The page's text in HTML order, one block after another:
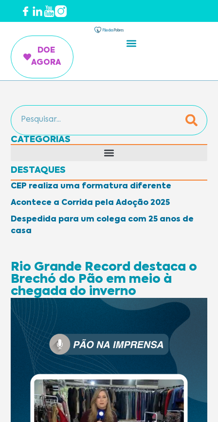
DOE
AGORA
Rio Grande Record destaca o
Brechó do Pão em meio à
chegada do inverno
CATEGORIAS
DESTAQUES
CEP realiza uma formatura diferente
Acontece a Corrida pela Adoção 2025
Despedida para um colega com 25 anos de
casa